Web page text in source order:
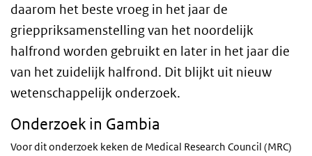
daarom het beste vroeg in het jaar de
grieppriksamenstelling van het noordelijk
halfrond worden gebruikt en later in het jaar die
van het zuidelijk halfrond. Dit blijkt uit nieuw
wetenschappelijk onderzoek.
Onderzoek in Gambia
Voor dit onderzoek keken de Medical Research Council (MRC)